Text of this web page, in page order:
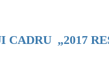
„2017